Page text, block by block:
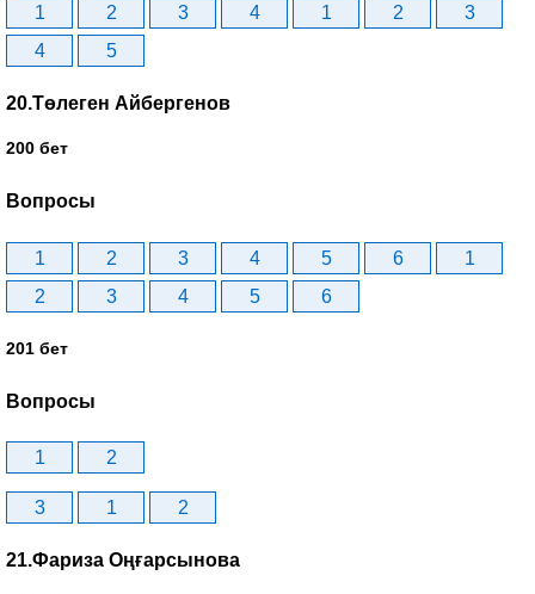
1 2 3 4 1 2
3
4
5
20.Төлеген Айбергенов
200 бет
Вопросы
1 2 3 4 5 6
1
2
3 4 5 6
201 бет
Вопросы
1 2
3 1 2
21.Фариза Оңғарсынова